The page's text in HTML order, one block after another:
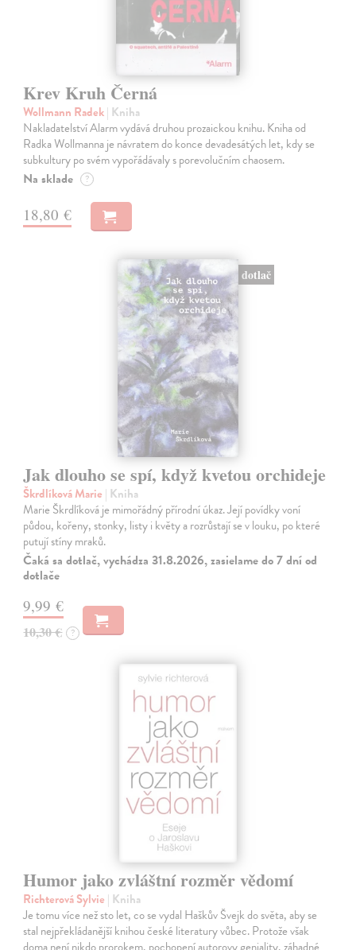
Krev Kruh Černá
Wollmann Radek| Kniha
Nakladatelství Alarm vydává druhou prozaickou knihu. Kniha od
Radka Wollmanna je návratem do konce devadesátých let, kdy se
subkultury po svém vypořádávaly s porevolučním chaosem.
Na sklade ?
18,80 €
dotlač
Jak dlouho se spí, když kvetou orchideje
Škrdlíková Marie | Kniha
Marie Škrdlíková je mimořádný přírodní úkaz. Její povídky voní
půdou, kořeny, stonky, listy i květy a rozrůstají se v louku, po které
putují stíny mraků.
Čaká sa dotlač, vychádza 31.8.2026, zasielame do 7 dní od
dotlače
9,99 €
10,30 € ?
Humor jako zvláštní rozměr vědomí
Richterová Sylvie | Kniha
Je tomu více než sto let, co se vydal Haškův Švejk do světa, aby se
stal nejpřekládanější knihou české literatury vůbec. Protože však